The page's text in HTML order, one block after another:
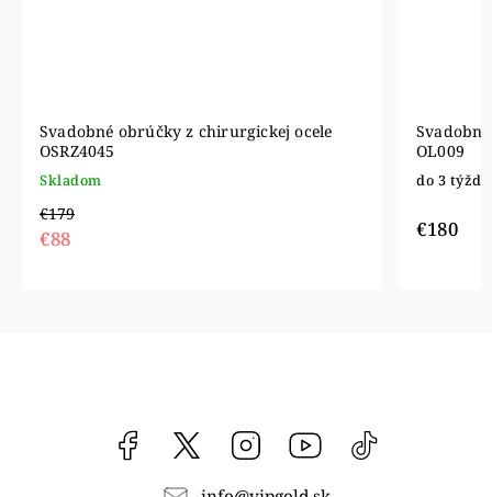
Svadobné obrúčky z chirurgickej ocele
OSRZ4045
Skladom
€179
€88
OL009
do 3
€180
Facebook vipgoldsk Instagram YouTube